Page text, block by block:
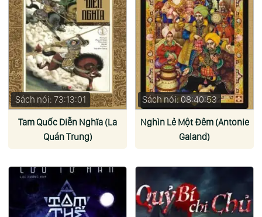
Sách nói: 73:13:01
Tam Quốc Diễn Nghĩa (La
Quán Trung)
Sách nói: 08:40:53
Nghìn Lẻ Một Đêm (Antonie
Galand)